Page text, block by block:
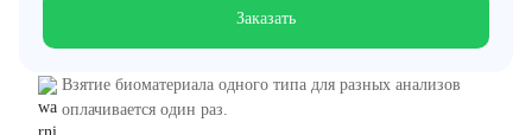
Заказать
Взятие биоматериала одного типа для разных анализов
оплачивается один раз.